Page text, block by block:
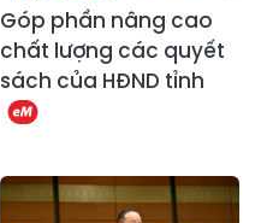
Góp phần nâng cao
chất lượng các quyết
sách của HĐND tỉnh